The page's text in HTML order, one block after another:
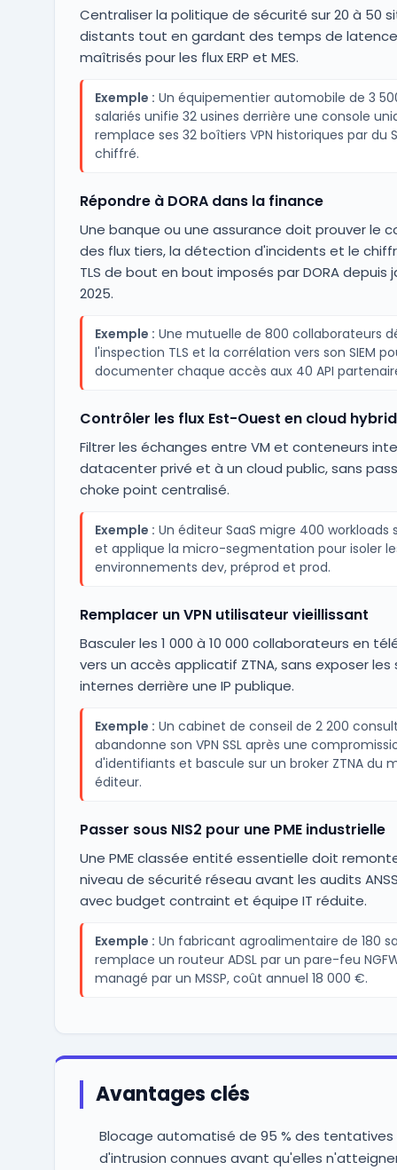
Centraliser la politique de sécurité sur 20 à 50
distants tout en gardant des temps de latence
maîtrisés pour les flux ERP et MES.
Exemple : Un équipementier automobile de 3
salariés unifie 32 usines derrière une console
remplace ses 32 boîtiers VPN historiques par du
chiffré.
Répondre à DORA dans la finance
Une banque ou une assurance doit prouver le
des flux tiers, la détection d'incidents et le
TLS de bout en bout imposés par DORA depuis
2025.
Exemple : Une mutuelle de 800 collaborateurs
l'inspection TLS et la corrélation vers son SIEM
documenter chaque accès aux 40 API
Contrôler les flux Est-Ouest en cloud
Filtrer les échanges entre VM et conteneurs
datacenter privé et à un cloud public, sans
choke point centralisé.
Exemple : Un éditeur SaaS migre 400 workloads
et applique la micro-segmentation pour isoler
environnements dev, préprod et prod.
Remplacer un VPN utilisateur vieillissant
Basculer les 1 000 à 10 000 collaborateurs en
vers un accès applicatif ZTNA, sans exposer les
internes derrière une IP publique.
Exemple : Un cabinet de conseil de 2 200
abandonne son VPN SSL après une
d'identifiants et bascule sur un broker ZTNA du
éditeur.
Passer sous NIS2 pour une PME industrielle
Une PME classée entité essentielle doit
niveau de sécurité réseau avant les audits
avec budget contraint et équipe IT réduite.
Exemple : Un fabricant agroalimentaire de 180
remplace un routeur ADSL par un pare-feu
managé par un MSSP, coût annuel 18 000 €.
Avantages clés
Blocage automatisé de 95 % des tentatives
d'intrusion connues avant qu'elles